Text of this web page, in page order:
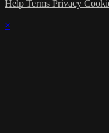
Help Terms Privacy
×